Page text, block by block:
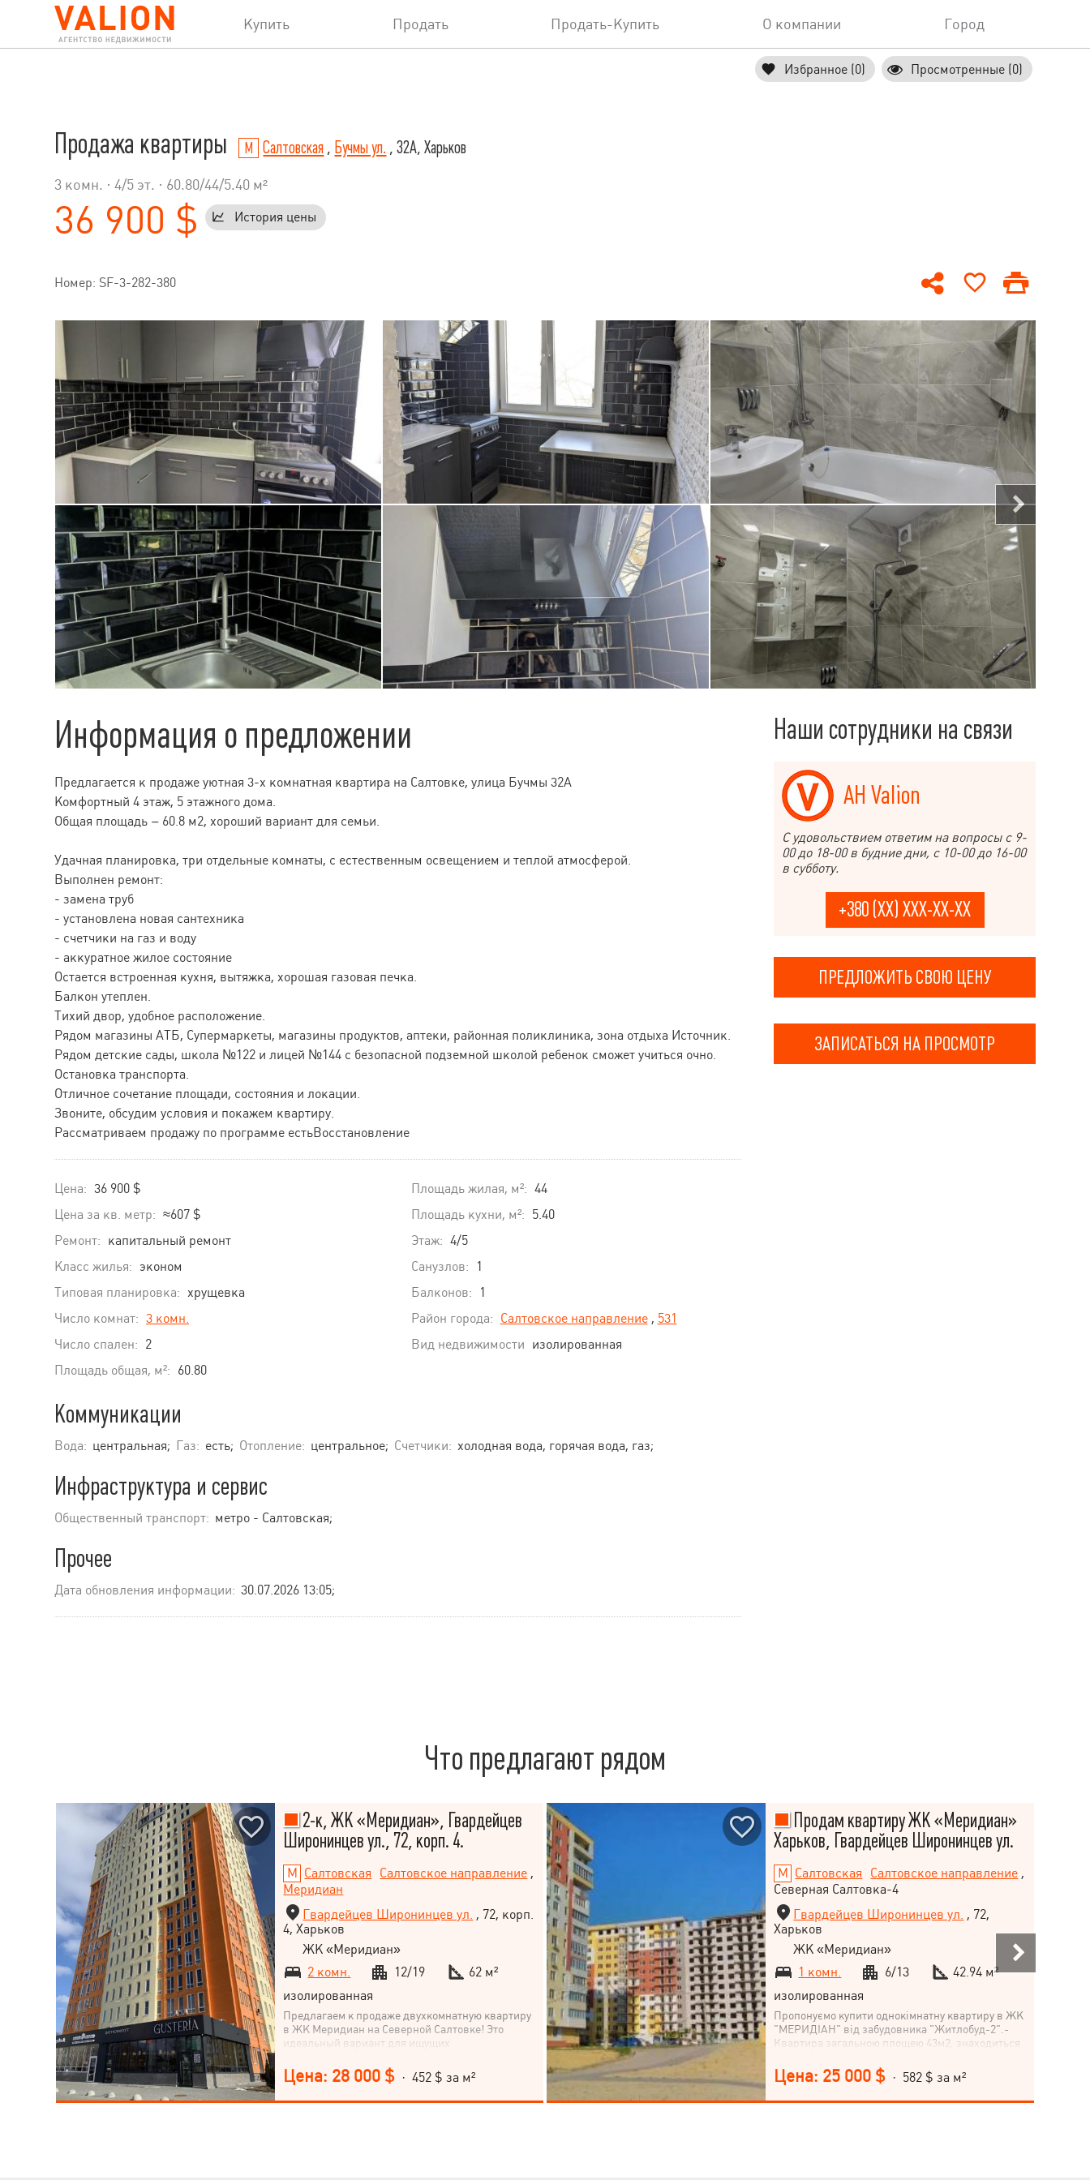
Купить Продать Продать-Купить О компании Город
Избранное (0) Просмотренные (0)
Продажа квартиры Салтовская , Бучмы ул. , 32А, Харьков
3 комн. · 4/5 эт. · 60.80/44/5.40 м²
36 900 $ История цены
Номер: SF-3-282-380
Информация о предложении
Предлагается к продаже уютная 3-х комнатная квартира на Салтовке, улица Бучмы 32А
Комфортный 4 этаж, 5 этажного дома.
Общая площадь – 60.8 м2, хороший вариант для семьи.
Удачная планировка, три отдельные комнаты, с естественным освещением и теплой атмосферой.
Выполнен ремонт:
- замена труб
- установлена новая сантехника
- счетчики на газ и воду
- аккуратное жилое состояние
Остается встроенная кухня, вытяжка, хорошая газовая печка.
Балкон утеплен.
Тихий двор, удобное расположение.
Рядом магазины АТБ, Супермаркеты, магазины продуктов, аптеки, районная поликлиника, зона отдыха Источник.
Рядом детские сады, школа №122 и лицей №144 с безопасной подземной школой ребенок сможет учиться очно.
Остановка транспорта.
Отличное сочетание площади, состояния и локации.
Звоните, обсудим условия и покажем квартиру.
Рассматриваем продажу по программе естьВосстановление
Цена: 36 900 $
Цена за кв. метр: ≈607 $
Ремонт: капитальный ремонт
Класс жилья: эконом
Типовая планировка: хрущевка
Число комнат: 3 комн.
Число спален: 2
Площадь общая, м²: 60.80
Площадь жилая, м²: 44
Площадь кухни, м²: 5.40
Этаж: 4/5
Санузлов:
1
Балконов:
1
Район города: Салтовское направление, 531
Вид недвижимости изолированная
Коммуникации
Вода: центральная; Газ: есть; Отопление: центральное; Счетчики: холодная вода, горячая вода, газ;
Инфраструктура и сервис
Общественный транспорт: метро - Салтовская;
Прочее
Дата обновления информации: 30.07.2026 13:05;
Наши сотрудники на связи
АН Valion
С удовольствием ответим на вопросы с 9-
00 до 18-00 в будние дни, с 10-00 до 16-00
в субботу.
+380 (XX) XXX-XX-XX
ПРЕДЛОЖИТЬ СВОЮ ЦЕНУ
ЗАПИСАТЬСЯ НА ПРОСМОТР
Что предлагают рядом
2-к, ЖК «Меридиан», Гвардейцев
Широнинцев ул., 72, корп. 4.
Салтовская Салтовское направление ,
Меридиан
Гвардейцев Широнинцев ул. , 72, корп.
4, Харьков
ЖК «Меридиан»
2 комн.
12/19
62 м²
изолированная
Предлагаем к продаже двухкомнатную квартиру
в ЖК Меридиан на Северной Салтовке! Это
идеальный вариант для ищущих
комплексе. Основные характеристики: Общая
площадь: 62 м² Кухня: 11 м² Этаж: 12/19 Окна
выходят на юго-запад, что обеспечивает
Цена: 28 000 $ · 452 $ за м²
Продам квартиру ЖК «Меридиан»
Харьков, Гвардейцев Широнинцев ул.
Салтовская Салтовское направление ,
Северная Салтовка-4
Гвардейцев Широнинцев ул. , 72,
Харьков
ЖК «Меридиан»
1 комн.
6/13
42.94 м²
изолированная
Пропонуємо купити однокімнатну квартиру в ЖК
"МЕРИДІАН" від забудовника "Житлобуд-2".-
Квартира загальною площею 43м2, знаходиться
Секція 13. Встановлено якісні МПВ, радіатори,
вхідні двері, підведено всі комунікації,
горизонтальне розведення опалення дозволяє
Цена: 25 000 $ · 582 $ за м²